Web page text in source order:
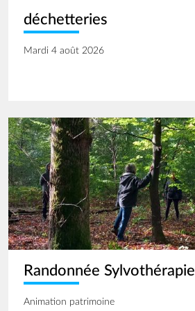
déchetteries
Mardi 4 août 2026
Image
Randonnée Sylvothérapie
Animation patrimoine